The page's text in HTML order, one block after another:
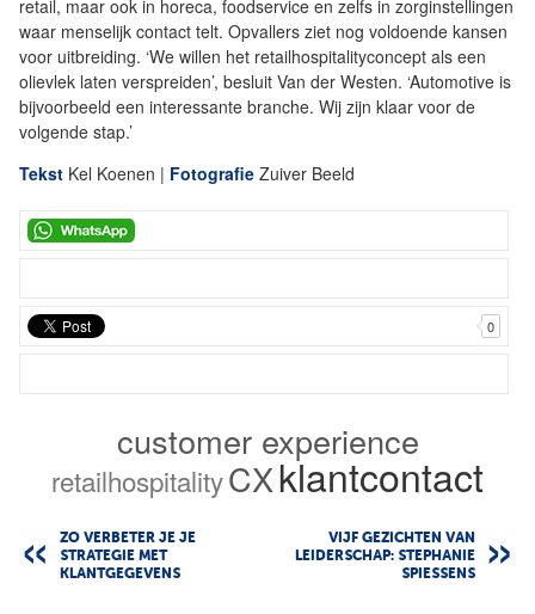
retail, maar ook in horeca, foodservice en zelfs in zorginstellingen
waar menselijk contact telt. Opvallers ziet nog voldoende kansen
voor uitbreiding. ‘We willen het retailhospitalityconcept als een
olievlek laten verspreiden’, besluit Van der Westen. ‘Automotive is
bijvoorbeeld een interessante branche. Wij zijn klaar voor de
volgende stap.’
Tekst Kel Koenen | Fotografie Zuiver Beeld
0
customer experience
retailhospitalityCXklantcontact
ZO VERBETER JE JE
STRATEGIE MET
KLANTGEGEVENS
VIJF GEZICHTEN VAN
LEIDERSCHAP: STEPHANIE
SPIESSENS